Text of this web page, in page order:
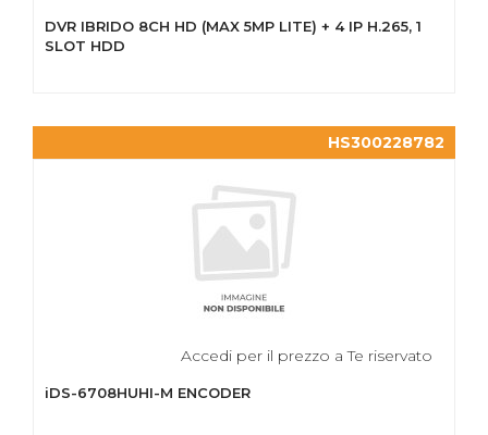
DVR IBRIDO 8CH HD (MAX 5MP LITE) + 4 IP H.265, 1
SLOT HDD
HS300228782
Accedi per il prezzo a Te riservato
iDS-6708HUHI-M ENCODER